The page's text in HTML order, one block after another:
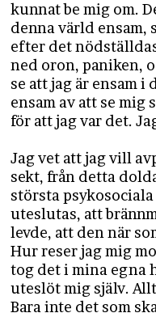
kunnat be mig om.
denna värld ensam,
efter det
ned oron, paniken,
se att jag är ensam i
ensam av att se mig
för att jag var det.
Jag vet att jag vill
sekt, från detta
största
uteslutas, att
levde, att den när
Hur reser jag mig
tog det i mina egna
uteslöt mig själv.
Bara inte det som